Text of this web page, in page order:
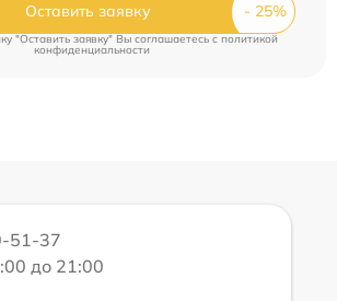
Оставить заявку
"Оставить заявку" Вы соглашаетесь cполитикой
конфиденциальности
51-37
до 21:00